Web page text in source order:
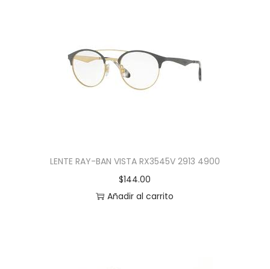
LENTE RAY-BAN VISTA RX3545V 2913 4900
$144.00
Añadir al carrito